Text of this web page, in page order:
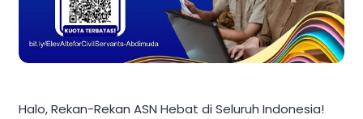
Halo, Rekan-Rekan ASN Hebat di Seluruh Indonesia!